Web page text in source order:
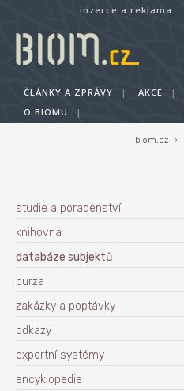
inzerce a reklama
ČLÁNKY A ZPRÁVY | AKCE |
O BIOMU
|
biom.cz ›
studie a poradenství
knihovna
databáze subjektů
burza
zakázky a poptávky
odkazy
expertní systémy
encyklopedie